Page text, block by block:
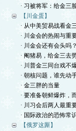
· 习被将军：给金三
【川金蛋】
· 从中美贸易战看金
· 川金会的热闹与重
· 川金会还有会头吗？
· 阉猪易，给金三去
· 川普金三同台戏不
· 朝核问题，谁先动
· 金三胖的当量
· 要准备朝鲜爆炸，
· 川习会后两人最重
· 国际政治的恐怖常
【俄罗这厮】